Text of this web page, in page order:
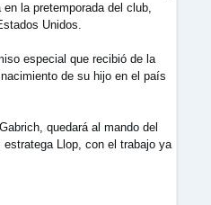
la pretemporada del club,
Unidos.
especial que recibió de la
de su hijo en el país
quedará al mando del
Llop, con el trabajo ya